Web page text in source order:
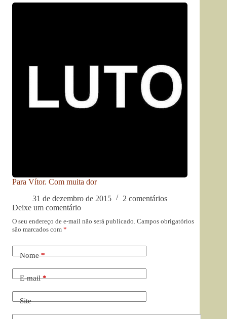
Para Vítor. Com muita dor
31 de dezembro de 2015
2 comentários
Deixe um comentário
O seu endereço de e-mail não será publicado. Campos obrigatórios
são marcados com *
Nome*
E-mail*
Site